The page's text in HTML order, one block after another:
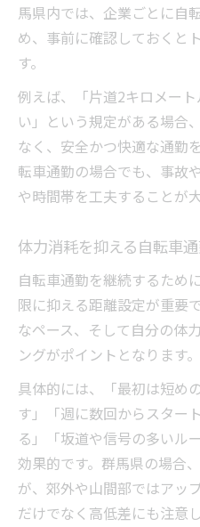
馬県内では、企業ごとに自
め、事前に確認しておくと
す。
例えば、「片道2キロメー
い」という規定がある場合
なく、安全かつ快適な通勤
転車通勤の場合でも、事故
や時間帯を工夫することが大
体力消耗を抑える自転車
自転車通勤を継続するため
限に抑える距離設定が重要
なペース、そして自分の体
ングがポイントとなります。
具体的には、「最初は短め
す」「週に数回からスター
る」「坂道や信号の多いル
効果的です。群馬県の場合
が、郊外や山間部ではアッ
だけでなく高低差にも注意